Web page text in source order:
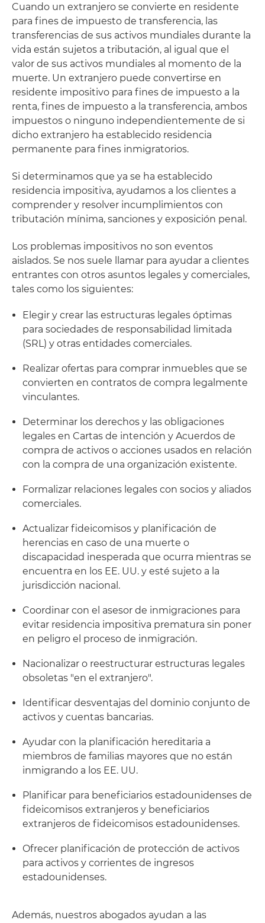
Cuando un extranjero se convierte en residente
para fines de impuesto de transferencia, las
transferencias de sus activos mundiales durante la
vida están sujetos a tributación, al igual que el
valor de sus activos mundiales al momento de la
muerte. Un extranjero puede convertirse en
residente impositivo para fines de impuesto a la
renta, fines de impuesto a la transferencia, ambos
impuestos o ninguno independientemente de si
dicho extranjero ha establecido residencia
permanente para fines inmigratorios.
Si determinamos que ya se ha establecido
residencia impositiva, ayudamos a los clientes a
comprender y resolver incumplimientos con
tributación mínima, sanciones y exposición penal.
Los problemas impositivos no son eventos
aislados. Se nos suele llamar para ayudar a clientes
entrantes con otros asuntos legales y comerciales,
tales como los siguientes:
Elegir y crear las estructuras legales óptimas
para sociedades de responsabilidad limitada
(SRL) y otras entidades comerciales.
Realizar ofertas para comprar inmuebles que se
convierten en contratos de compra legalmente
vinculantes.
Determinar los derechos y las obligaciones
legales en Cartas de intención y Acuerdos de
compra de activos o acciones usados en relación
con la compra de una organización existente.
Formalizar relaciones legales con socios y aliados
comerciales.
Actualizar fideicomisos y planificación de
herencias en caso de una muerte o
discapacidad inesperada que ocurra mientras se
encuentra en los EE. UU. y esté sujeto a la
jurisdicción nacional.
Coordinar con el asesor de inmigraciones para
evitar residencia impositiva prematura sin poner
en peligro el proceso de inmigración.
Nacionalizar o reestructurar estructuras legales
obsoletas "en el extranjero".
Identificar desventajas del dominio conjunto de
activos y cuentas bancarias.
Ayudar con la planificación hereditaria a
miembros de familias mayores que no están
inmigrando a los EE. UU.
Planificar para beneficiarios estadounidenses de
fideicomisos extranjeros y beneficiarios
extranjeros de fideicomisos estadounidenses.
Ofrecer planificación de protección de activos
para activos y corrientes de ingresos
estadounidenses.
Además, nuestros abogados ayudan a las